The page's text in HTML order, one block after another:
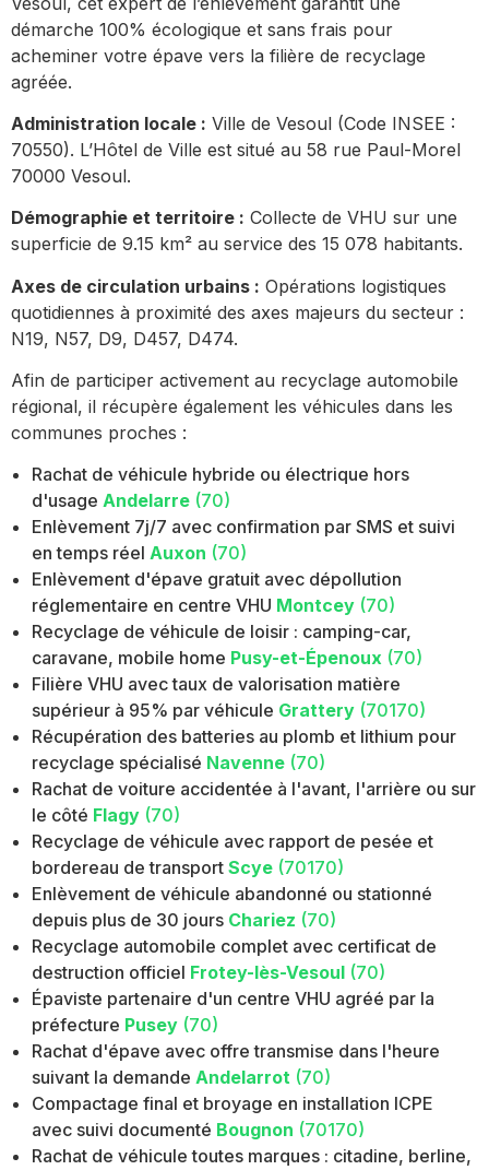
démarche 100% écologique et sans frais pour
acheminer votre épave vers la filière de recyclage
agréée.
Administration locale : Ville de Vesoul (Code INSEE :
70550). L’Hôtel de Ville est situé au 58 rue Paul-Morel
70000 Vesoul.
Démographie et territoire : Collecte de VHU sur une
superficie de 9.15 km² au service des 15 078 habitants.
Axes de circulation urbains : Opérations logistiques
quotidiennes à proximité des axes majeurs du secteur :
N19, N57, D9, D457, D474.
Afin de participer activement au recyclage automobile
régional, il récupère également les véhicules dans les
communes proches :
Rachat de véhicule hybride ou électrique hors
d'usage Andelarre (70)
Enlèvement 7j/7 avec confirmation par SMS et suivi
en temps réel Auxon (70)
Enlèvement d'épave gratuit avec dépollution
réglementaire en centre VHU Montcey (70)
Recyclage de véhicule de loisir : camping-car,
caravane, mobile home Pusy-et-Épenoux (70)
Filière VHU avec taux de valorisation matière
supérieur à 95% par véhicule Grattery (70170)
Récupération des batteries au plomb et lithium pour
recyclage spécialisé Navenne (70)
Rachat de voiture accidentée à l'avant, l'arrière ou sur
le côté Flagy (70)
Recyclage de véhicule avec rapport de pesée et
bordereau de transport Scye (70170)
Enlèvement de véhicule abandonné ou stationné
depuis plus de 30 jours Chariez (70)
Recyclage automobile complet avec certificat de
destruction officiel Frotey-lès-Vesoul (70)
Épaviste partenaire d'un centre VHU agréé par la
préfecture Pusey (70)
Rachat d'épave avec offre transmise dans l'heure
suivant la demande Andelarrot (70)
Compactage final et broyage en installation ICPE
avec suivi documenté Bougnon (70170)
Rachat de véhicule toutes marques : citadine, berline,